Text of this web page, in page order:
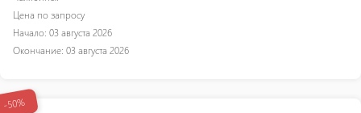
Цена по запросу
Начало: 03 августа 2026
Окончание: 03 августа 2026
-50%